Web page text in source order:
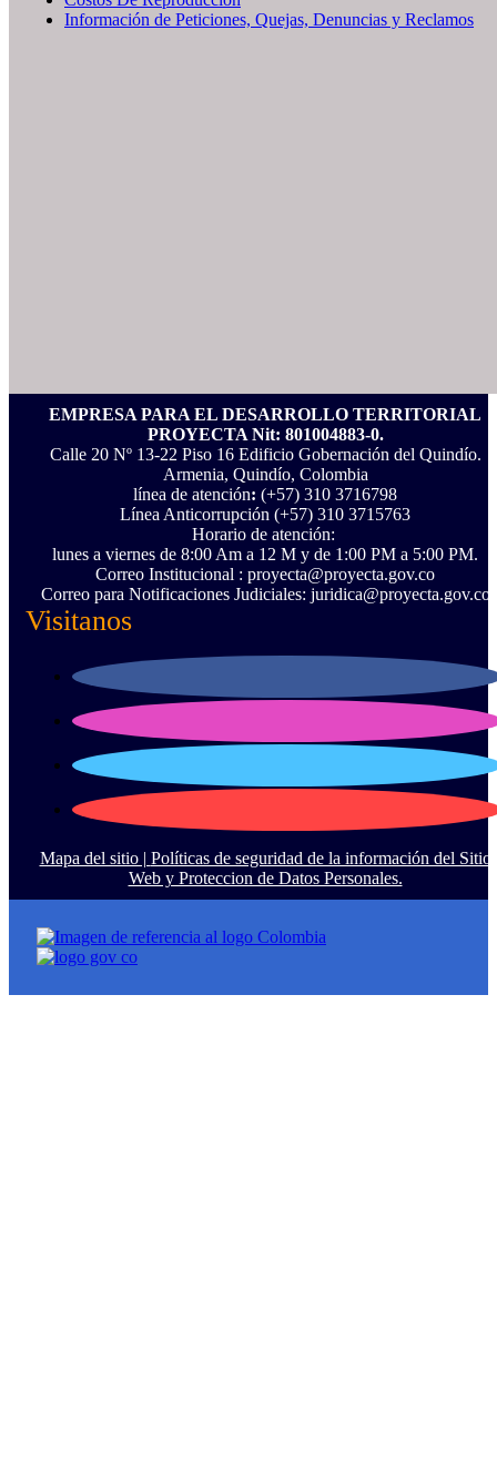
Información de Peticiones, Quejas, Denuncias y Reclamos
EMPRESA PARA EL DESARROLLO TERRITORIAL
PROYECTA Nit: 801004883-0.
Calle 20 Nº 13-22 Piso 16 Edificio Gobernación del Quindío.
Armenia, Quindío, Colombia
línea de atención: (+57) 310 3716798
Línea Anticorrupción ‪(+57) 310 3715763‬
Horario de atención:
lunes a viernes de 8:00 Am a 12 M y de 1:00 PM a 5:00 PM.
Correo Institucional : proyecta@proyecta.gov.co
Correo para Notificaciones Judiciales: juridica@proyecta.gov.co
Visitanos
Mapa del sitio | Políticas de seguridad de la información del Sitio
Web y Proteccion de Datos Personales.